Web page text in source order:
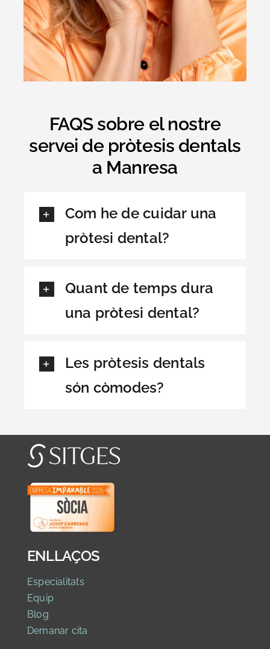
FAQS sobre el nostre
servei de pròtesis dentals
a Manresa
Com he de cuidar una
pròtesi dental?
Quant de temps dura
una pròtesi dental?
Les pròtesis dentals
són còmodes?
ENLLAÇOS
Especialitats
Equip
Blog
Demanar cita